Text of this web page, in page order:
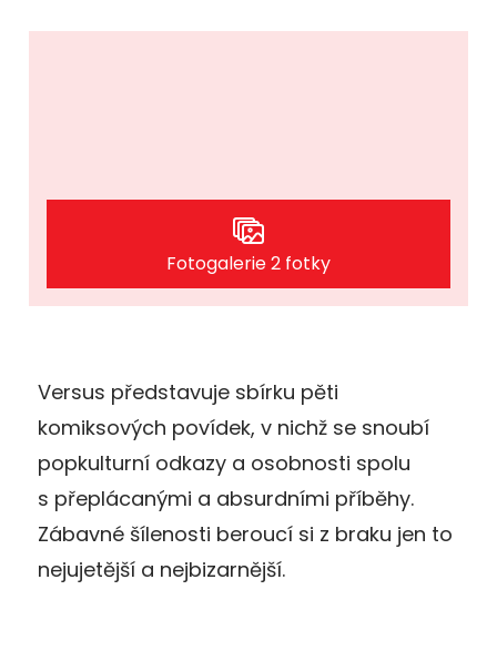
Fotogalerie 2 fotky
Versus představuje sbírku pěti
komiksových povídek, v nichž se snoubí
popkulturní odkazy a osobnosti spolu
s přeplácanými a absurdními příběhy.
Zábavné šílenosti beroucí si z braku jen to
nejujetější a nejbizarnější.